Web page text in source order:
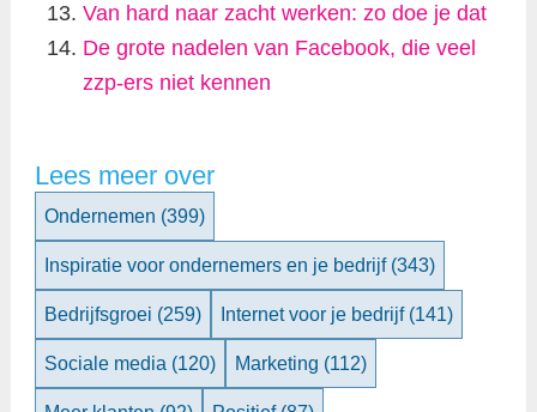
Van hard naar zacht werken: zo doe je dat
De grote nadelen van Facebook, die veel
zzp-ers niet kennen
Lees meer over
Ondernemen (399)
Inspiratie voor ondernemers en je bedrijf (343)
Bedrijfsgroei (259) Internet voor je bedrijf (141)
Sociale media (120) Marketing (112)